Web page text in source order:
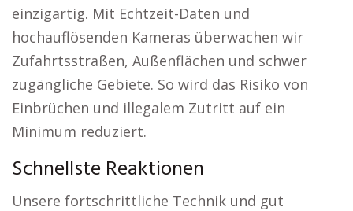
einzigartig. Mit Echtzeit-Daten und
hochauflösenden Kameras überwachen wir
Zufahrtsstraßen, Außenflächen und schwer
zugängliche Gebiete. So wird das Risiko von
Einbrüchen und illegalem Zutritt auf ein
Minimum reduziert.
Schnellste Reaktionen
Unsere fortschrittliche Technik und gut